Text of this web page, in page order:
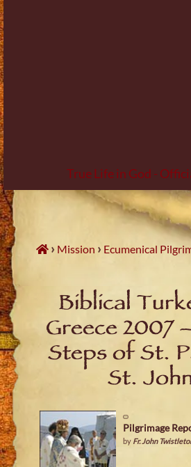
True Life in God -
Skip
to
content
› Mission › Ecumenical
Biblical
Greece 2007
Steps of St.
St.
Pilgrimage
by Fr. John